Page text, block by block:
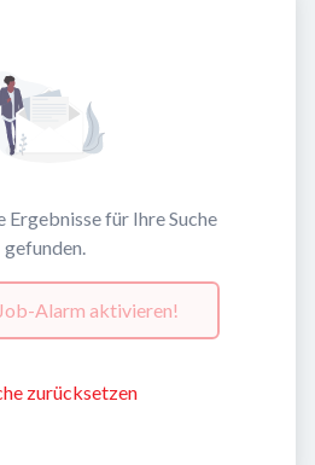
Ergebnisse für Ihre Suche
gefunden.
Alarm aktivieren!
zurücksetzen